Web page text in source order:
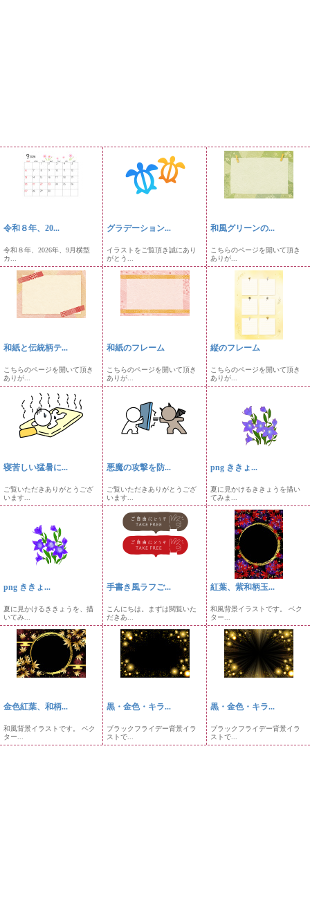
令和８年、20...
令和８年、2026年、9月横型
カ...
グラデーション...
イラストをご覧頂き誠にあり
がとう...
和風グリーンの...
こちらのページを開いて頂き
ありが...
和紙と伝統柄テ...
こちらのページを開いて頂き
ありが...
和紙のフレーム
こちらのページを開いて頂き
ありが...
縦のフレーム
こちらのページを開いて頂き
ありが...
寝苦しい猛暑に...
ご覧いただきありがとうござ
います...
悪魔の攻撃を防...
ご覧いただきありがとうござ
います...
png ききょ...
夏に見かけるききょうを描い
てみま...
png ききょ...
夏に見かけるききょうを、描
いてみ...
手書き風ラフご...
こんにちは。まずは閲覧いた
だきあ...
紅葉、紫和柄玉...
和風背景イラストです。 ベク
ター...
金色紅葉、和柄...
和風背景イラストです。 ベク
ター...
黒・金色・キラ...
ブラックフライデー背景イラ
ストで...
黒・金色・キラ...
ブラックフライデー背景イラ
ストで...